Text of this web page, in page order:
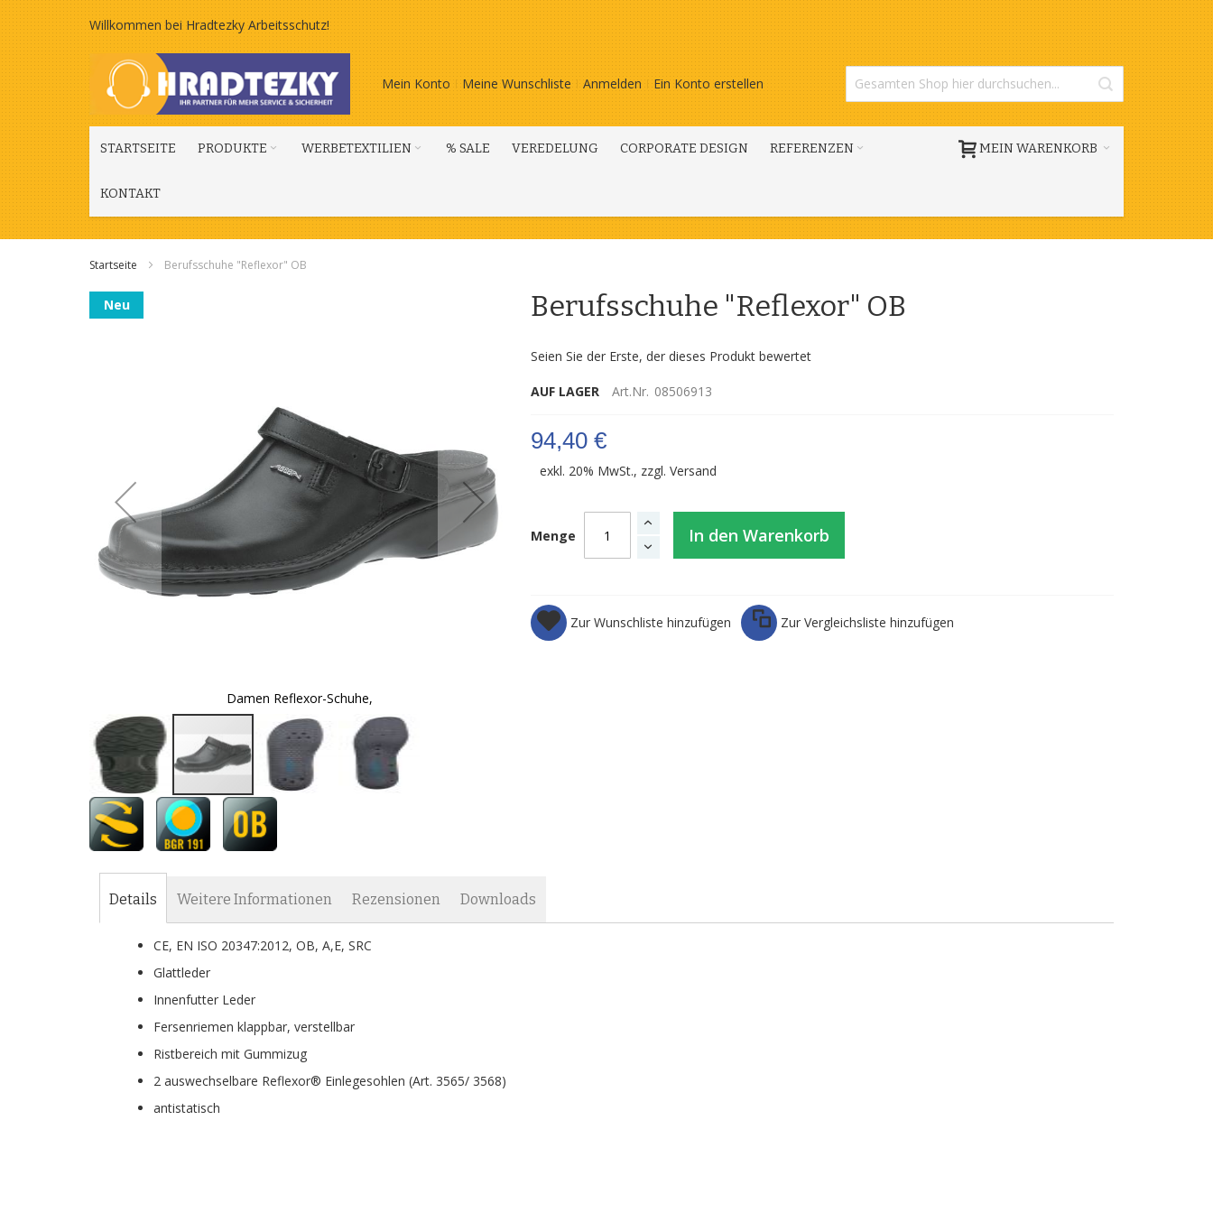
Zum
Inhalt
springen
Willkommen bei Hradtezky Arbeitsschutz!
Mein Konto Meine Wunschliste Anmelden Ein Konto erstellen
MEIN WARENKORB
STARTSEITE PRODUKTE WERBETEXTILIEN % SALE VEREDELUNG CORPORATE DESIGN REFERENZEN
KONTAKT
Startseite Berufsschuhe "Reflexor" OB
Zum
Ende
Damen Reflexor-Schuhe,
Zum
Anfang
der
springen
Neu Berufsschuhe "Reflexor" OB
Seien Sie der Erste, der dieses Produkt bewertet
AUF LAGER Art.Nr. 08506913
94,40 €
exkl. 20% MwSt., zzgl. Versand
Menge In den Warenkorb
Zur Wunschliste hinzufügen Zur Vergleichsliste hinzufügen
Details
CE, EN ISO 20347:2012, OB, A,E, SRC
Glattleder
Innenfutter Leder
Fersenriemen klappbar, verstellbar
Ristbereich mit Gummizug
2 auswechselbare Reflexor® Einlegesohlen (Art. 3565/ 3568)
antistatisch
Weitere Informationen Rezensionen Downloads